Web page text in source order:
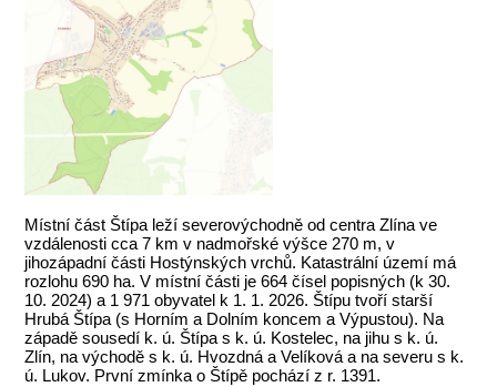
Místní část Štípa leží severovýchodně od centra Zlína ve
vzdálenosti cca 7 km v nadmořské výšce 270 m, v
jihozápadní části Hostýnských vrchů. Katastrální území má
rozlohu 690 ha. V místní části je 664 čísel popisných (k 30.
10. 2024) a 1 971 obyvatel k 1. 1. 2026. Štípu tvoří starší
Hrubá Štípa (s Horním a Dolním koncem a Výpustou). Na
západě sousedí k. ú. Štípa s k. ú. Kostelec, na jihu s k. ú.
Zlín, na východě s k. ú. Hvozdná a Velíková a na severu s k.
ú. Lukov. První zmínka o Štípě pochází z r. 1391.